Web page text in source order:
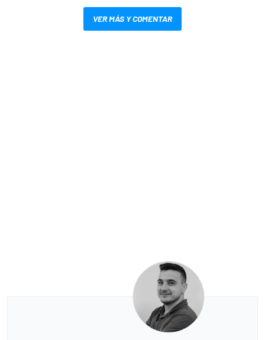
VER MÁS Y COMENTAR